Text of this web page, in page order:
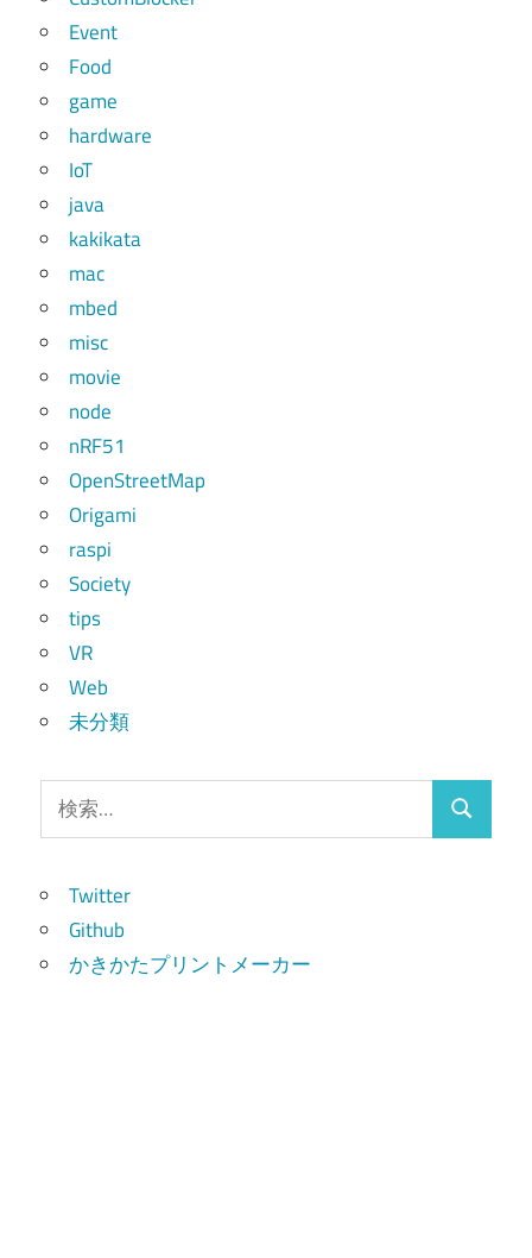
Event
Food
game
hardware
IoT
java
kakikata
mac
mbed
misc
movie
node
nRF51
OpenStreetMap
Origami
raspi
Society
tips
VR
Web
未分類
索:
検
Twitter
Github
かきかたプリントメーカー